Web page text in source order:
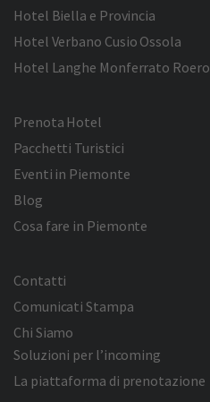
Hotel Biella e Provincia
Hotel Verbano Cusio Ossola
Hotel Langhe Monferrato Roero
Prenota Hotel
Pacchetti Turistici
Eventi in Piemonte
Blog
Cosa fare in Piemonte
Contatti
Comunicati Stampa
Chi Siamo
Soluzioni per l’incoming
La piattaforma di prenotazione